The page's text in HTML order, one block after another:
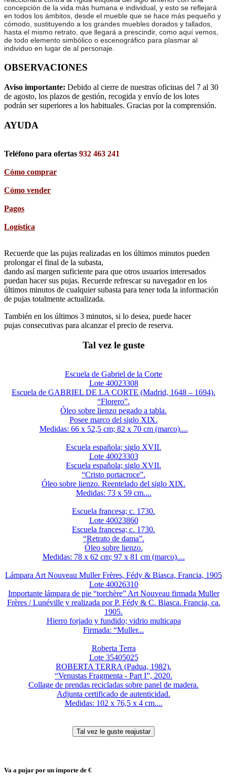
concepción de la vida más humana e individual, y esto se reflejará
en todos los ámbitos, desde el mueble que se hace más pequeño y
cómodo, sustituyendo a los grandes muebles dorados y tallados,
hasta el mismo retrato, que llegará a prescindir, como aquí vemos,
de todo elemento simbólico o escenográfico para plasmar al
individuo en lugar de al personaje.
OBSERVACIONES
Aviso importante: Debido al cierre de nuestras oficinas del 7 al 30
de agosto, los plazos de gestión, recogida y envío de los lotes
podrán ser superiores a los habituales. Gracias por la comprensión.
AYUDA
Teléfono para ofertas 932 463 241
Cómo comprar
Cómo vender
Pagos
Logística
Recuerde que las pujas realizadas en los últimos minutos pueden
prolongar el final de la subasta,
dando así margen suficiente para que otros usuarios interesados
puedan hacer sus pujas. Recuerde refrescar su navegador en los
últimos minutos de cualquier subasta para tener toda la información
de pujas totalmente actualizada.
También en los últimos 3 minutos, si lo desea, puede hacer
pujas consecutivas para alcanzar el precio de reserva.
Tal vez le guste
Escuela de Gabriel de la Corte
Lote 40023308
Escuela de GABRIEL DE LA CORTE (Madrid, 1648 – 1694).
“Florero”.
Óleo sobre lienzo pegado a tabla.
Posee marco del siglo XIX.
Medidas: 66 x 52,5 cm; 82 x 70 cm (marco)....
Escuela española; siglo XVII.
Lote 40023303
Escuela española; siglo XVII.
“Cristo portacroce”.
Óleo sobre lienzo. Reentelado del siglo XIX.
Medidas: 73 x 59 cm....
Escuela francesa; c. 1730.
Lote 40023860
Escuela francesa; c. 1730.
“Retrato de dama”.
Óleo sobre lienzo.
Medidas: 78 x 62 cm; 97 x 81 cm (marco)....
Lámpara Art Nouveau Muller Frères, Fédy & Biasca, Francia, 1905
Lote 40026310
Importante lámpara de pie “torchère” Art Nouveau firmada Muller
Frères / Lunéville y realizada por P. Fédy & C. Biasca. Francia, ca.
1905.
Hierro forjado y fundido; vidrio multicapa
Firmada: “Muller...
Roberta Terra
Lote 35405025
ROBERTA TERRA (Padua, 1982).
“Venustas Fragmenta - Part I”, 2020.
Collage de prendas recicladas sobre panel de madera.
Adjunta certificado de autenticidad.
Medidas: 102 x 76,5 x 4 cm....
Va a pujar por un importe de €